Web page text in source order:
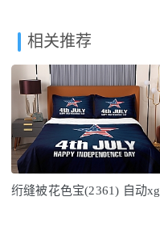
相关推荐
绗缝被花色宝(2361) 自动xg